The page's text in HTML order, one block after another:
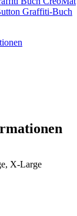
X-Large